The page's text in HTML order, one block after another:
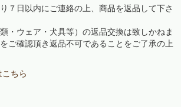
７日以内にご連絡の上、商品を返品して下さ
・ウェア・犬具等）の返品交換は致しかねま
ご確認頂き返品不可であることをご了承の上
ちら